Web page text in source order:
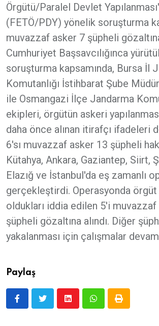
Örgütü/Paralel Devlet
(FETÖ/PDY) yönelik soruşturma
muvazzaf asker 7 şüpheli
Cumhuriyet Başsavcılığınca
soruşturma kapsamında, Bursa İl
Komutanlığı İstihbarat Şube
ile Osmangazi İlçe Jandarma
ekipleri, örgütün askeri
daha önce alınan itirafçı ifadeleri
6'sı muvazzaf asker 13 şüpheli
Kütahya, Ankara, Gaziantep, Siirt,
Elazığ ve İstanbul'da eş zamanlı
gerçekleştirdi. Operasyonda örgüt
oldukları iddia edilen 5'i
şüpheli gözaltına alındı. Diğer
yakalanması için çalışmalar
Paylaş